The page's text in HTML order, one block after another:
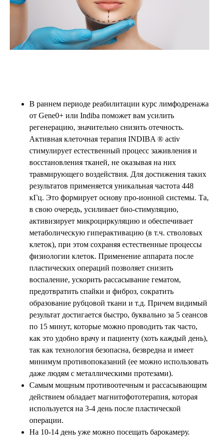
В раннем периоде реабилитации курс лимфодренажа
от Gene0+ или Indiba поможет вам усилить
регенерацию, значительно снизить отечность.
Активная клеточная терапия INDIBA ® activ
стимулирует естественный процесс заживления и
восстановления тканей, не оказывая на них
травмирующего воздействия. Для достижения таких
результатов применяется уникальная частота 448
кГц. Это формирует основу про-ионной системы. Та,
в свою очередь, усиливает био-стимуляцию,
активизирует микроциркуляцию и обеспечивает
метаболическую гиперактивацию (в т.ч. стволовых
клеток), при этом сохраняя естественные процессы
физиологии клеток. Применение аппарата после
пластических операций позволяет снизить
воспаление, ускорить рассасывание гематом,
предотвратить спайки и фиброз, сократить
образование рубцовой ткани и т.д. Причем видимый
результат достигается быстро, буквально за 5 сеансов
по 15 минут, которые можно проводить так часто,
как это удобно врачу и пациенту (хоть каждый день),
так как технология безопасна, безвредна и имеет
минимум противопоказаний (ее можно использовать
даже людям с металлическими протезами).
Самым мощным противоотечным и рассасывающим
действием обладает магнитофототерапия, которая
используется на 3-4 день после пластической
операции.
На 10-14 день уже можно посещать барокамеру.